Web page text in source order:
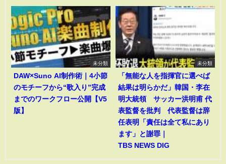
未分類
DAW×Suno AI制作術｜4小節
のモチーフから“歌入り”完成
までのワークフロー公開【V5
版】
未分類
「無能な人を指揮官に選べば
結果は明らかだ」韓国・李在
明大統領 サッカー洪明甫 代
表監督を批判 代表監督は辞
任表明「責任は全て私にあり
ます」と謝罪｜
TBS NEWS DIG